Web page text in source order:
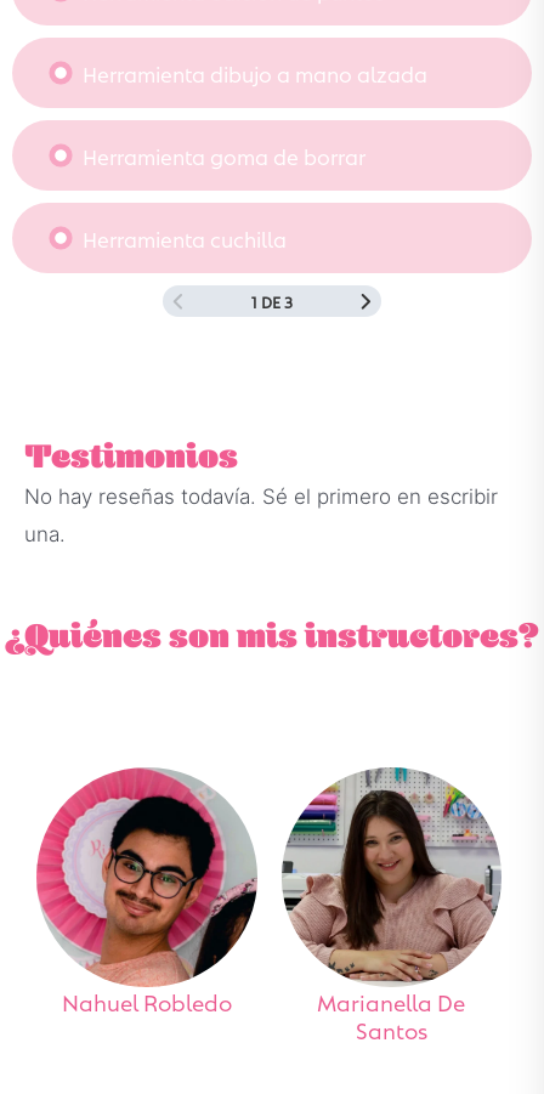
Herramienta dibujo a mano alzada
Herramienta goma de borrar
Herramienta cuchilla
1 DE 3
Testimonios
No hay reseñas todavía. Sé el primero en escribir
una.
¿Quiénes son mis instructores?
Nahuel Robledo
Marianella De
Santos